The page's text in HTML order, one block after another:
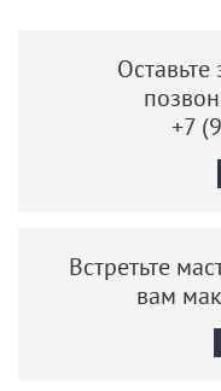
Оставьте
+7
Встретьте
вам